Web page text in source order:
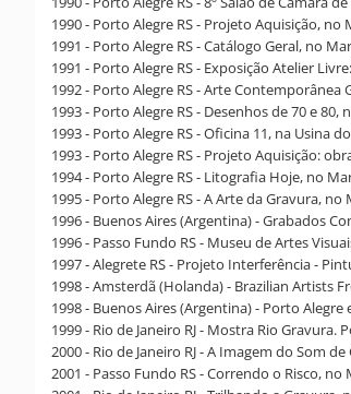
1990 - Porto Alegre RS - Projeto Aquisição, no
1991 - Porto Alegre RS - Catálogo Geral, no
1991 - Porto Alegre RS - Exposição Atelier
1992 - Porto Alegre RS - Arte Contemporânea
1993 - Porto Alegre RS - Desenhos de 70 e 80,
1993 - Porto Alegre RS - Oficina 11, na Usina
1993 - Porto Alegre RS - Projeto Aquisição:
1994 - Porto Alegre RS - Litografia Hoje, no
1995 - Porto Alegre RS - A Arte da Gravura, no
1996 - Buenos Aires (Argentina) - Grabados
1996 - Passo Fundo RS - Museu de Artes
1997 - Alegrete RS - Projeto Interferência -
1998 - Amsterdã (Holanda) - Brazilian Artists
1998 - Buenos Aires (Argentina) - Porto
1999 - Rio de Janeiro RJ - Mostra Rio Gravura.
2000 - Rio de Janeiro RJ - A Imagem do Som
2001 - Passo Fundo RS - Correndo o Risco,